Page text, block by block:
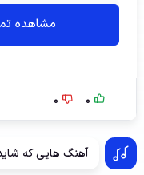
مشاهده
0
0
آهنگ هایی که